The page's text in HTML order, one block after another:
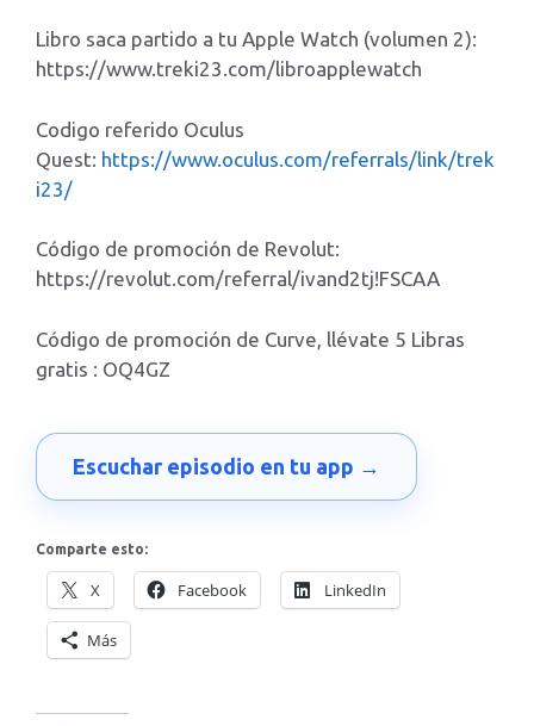
Libro saca partido a tu Apple Watch (volumen 2):
https://www.treki23.com/libroapplewatch
Codigo referido Oculus
Quest: https://www.oculus.com/referrals/link/trek
i23/
Código de promoción de Revolut:
https://revolut.com/referral/ivand2tj!FSCAA
Código de promoción de Curve, llévate 5 Libras
gratis : OQ4GZ
Escuchar episodio en tu app →
Comparte esto:
X Facebook LinkedIn
Más